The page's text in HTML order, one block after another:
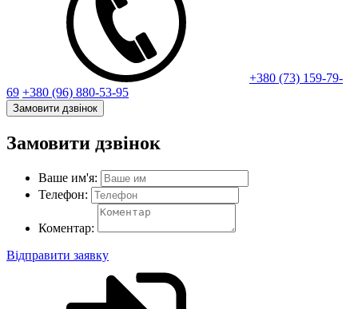
+380 (73) 159-79-
69 +380 (96) 880-53-95
Замовити дзвінок
Замовити дзвінок
Ваше им'я:
Телефон:
Коментар:
Відправити заявку